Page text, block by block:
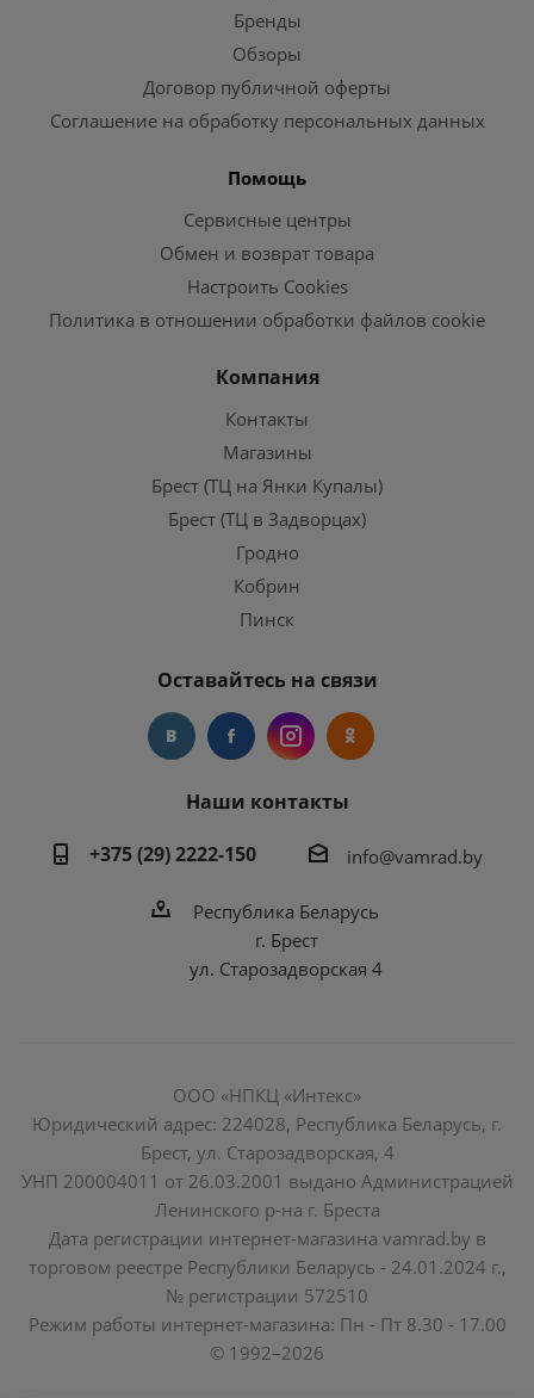
Бренды
Обзоры
Договор публичной оферты
Соглашение на обработку персональных данных
Помощь
Сервисные центры
Обмен и возврат товара
Настроить Cookies
Политика в отношении обработки файлов cookie
Компания
Контакты
Магазины
Брест (ТЦ на Янки Купалы)
Брест (ТЦ в Задворцах)
Гродно
Кобрин
Пинск
Оставайтесь на связи
Наши контакты
+375 (29) 2222-150
info@vamrad.by
Республика Беларусь
г. Брест
ул. Старозадворская 4
ООО «НПКЦ «Интекс»
Юридический адрес: 224028, Республика Беларусь, г.
Брест, ул. Старозадворская, 4
УНП 200004011 от 26.03.2001 выдано Администрацией
Ленинского р-на г. Бреста
Дата регистрации интернет-магазина vamrad.by в
торговом реестре Республики Беларусь - 24.01.2024 г.,
№ регистрации 572510
Режим работы интернет-магазина: Пн - Пт 8.30 - 17.00
© 1992–2026